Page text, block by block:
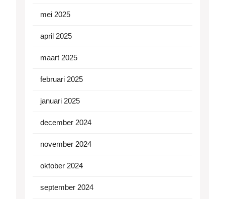
mei 2025
april 2025
maart 2025
februari 2025
januari 2025
december 2024
november 2024
oktober 2024
september 2024